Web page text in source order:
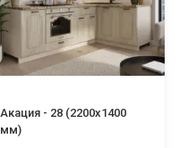
Акация - 28 (2200х1400
мм)